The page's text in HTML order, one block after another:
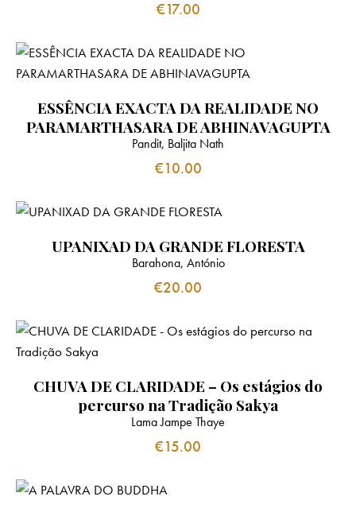
€17.00
ESSÊNCIA EXACTA DA REALIDADE NO
PARAMARTHASARA DE ABHINAVAGUPTA
Pandit, Baljita Nath
€10.00
UPANIXAD DA GRANDE FLORESTA
Barahona, António
€20.00
CHUVA DE CLARIDADE – Os estágios do
percurso na Tradição Sakya
Lama Jampe Thaye
€15.00